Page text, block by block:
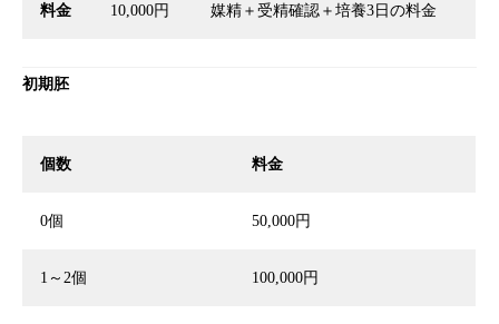
料金 10,000円 媒精＋受精確認＋培養3日の料金
初期胚
個数 料金
0個 50,000円
1～2個 100,000円